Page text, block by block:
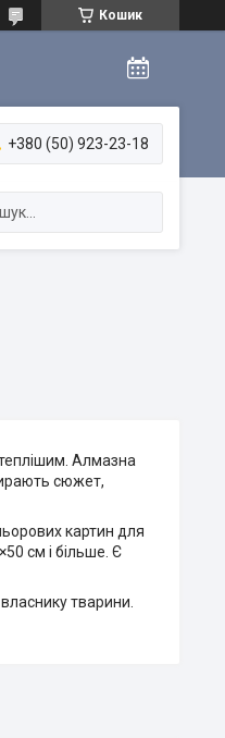
Кошик
+380 (50) 923-23-18
Алмазна
сюжет,
картин для
см і більше. Є
тварини.